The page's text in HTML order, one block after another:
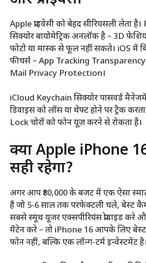
Apple प्राइवेसी को बेहद सीरियसली लेता
सिक्योर बायोमेट्रिक अनलॉक है – 3D
फोटो या मास्क से फूल नहीं सकते। iOS में
फीचर्स – App Tracking
Mail Privacy Protection।
iCloud Keychain सिक्योर पासवर्ड
डिवाइस को लॉस या थेफ्ट होने पर ट्रैक
Lock चोरों को फोन यूज़ करने से रोकता है।
क्या Apple iPhone
सही रहेगा?
अगर आप ₹80,000 के बजट में एक ऐसा
हैं जो 5-6 साल तक परफेक्टली चले, बेस्ट
सबसे स्मूथ यूजर एक्सपीरियंस प्रोवाइड करे
मेंटेन करे – तो iPhone 16 आपके लिए बेस्ट
फोन नहीं, बल्कि एक लॉन्ग-टर्म इन्वेस्टमेंट है।